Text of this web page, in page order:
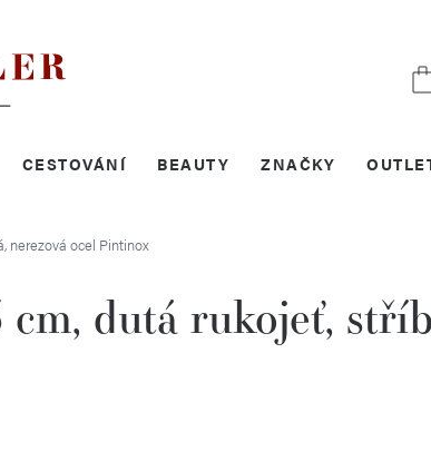
CESTOVÁNÍ BEAUTY ZNAČKY
nerezová ocel Pintinox
dutá rukojeť,